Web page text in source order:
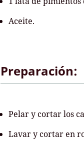
Aceite.
Preparación:
Pelar y cortar los
Lavar y cortar en